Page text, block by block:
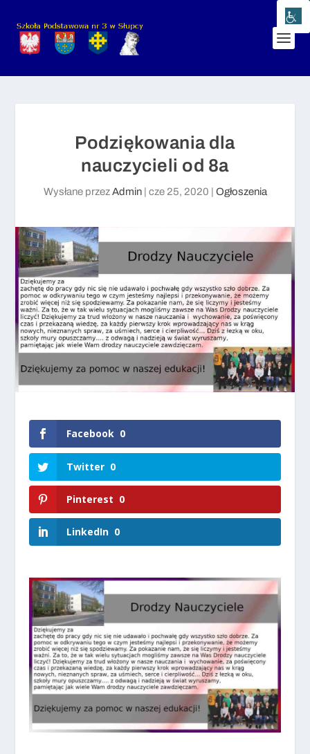
Podziękowania dla
nauczycieli od 8a
Wysłane przezAdmin| cze 25, 2020 Ogłoszenia
Facebook 0
Twitter 0
Pinterest 0
LinkedIn 0